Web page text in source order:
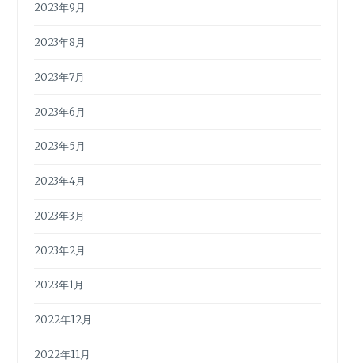
2023年9月
2023年8月
2023年7月
2023年6月
2023年5月
2023年4月
2023年3月
2023年2月
2023年1月
2022年12月
2022年11月